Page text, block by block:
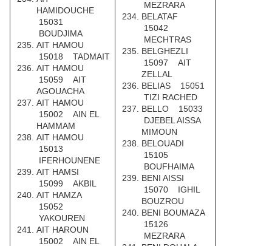
HAMIDOUCHE
15031
BOUDJIMA
AIT HAMOU
15018 TADMAIT
AIT HAMOU
15059 AIT
AGOUACHA
AIT HAMOU
15002 AIN EL
HAMMAM
AIT HAMOU
15013
IFERHOUNENE
AIT HAMSI
15099 AKBIL
AIT HAMZA
15052
YAKOUREN
AIT HAROUN
15002 AIN EL
MEZRARA
BELATAF
15042
MECHTRAS
BELGHEZLI
15097 AIT
ZELLAL
BELIAS 15051
TIZI RACHED
BELLO 15033
DJEBEL AISSA
MIMOUN
BELOUADI
15105
BOUFHAIMA
BENI AISSI
15070 IGHIL
BOUZROU
BENI BOUMAZA
15126
MEZRARA